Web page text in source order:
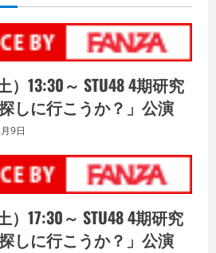
）13:30～ STU48 4期研究
しに行こうか？」公演
9日
）17:30～ STU48 4期研究
しに行こうか？」公演